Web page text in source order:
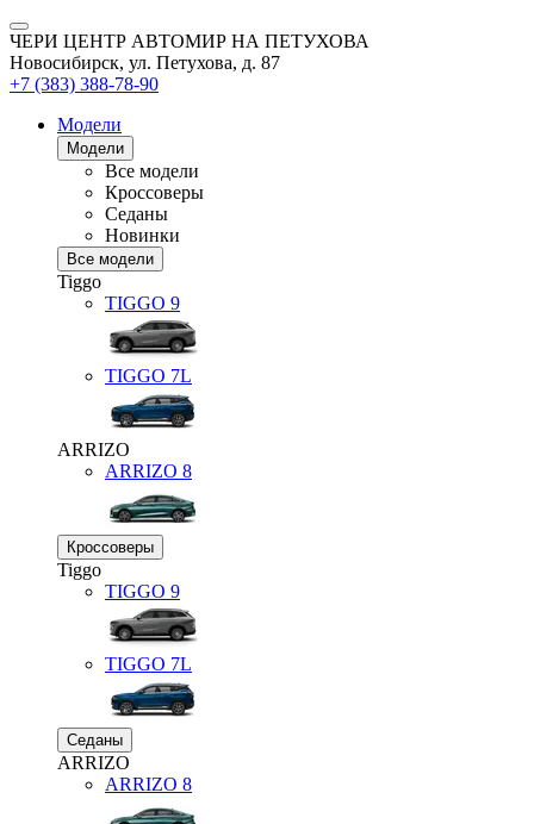
ЧЕРИ ЦЕНТР АВТОМИР НА ПЕТУХОВА
Новосибирск, ул. Петухова, д. 87
+7 (383) 388-78-90
Модели
Модели
Все модели
Кроссоверы
Седаны
Новинки
Все модели
Tiggo
TIGGO 9
TIGGO 7L
ARRIZO
ARRIZO 8
Кроссоверы
Tiggo
TIGGO 9
TIGGO 7L
Седаны
ARRIZO
ARRIZO 8